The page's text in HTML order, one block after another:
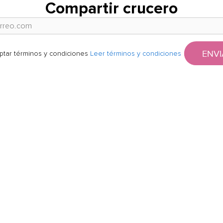
Compartir crucero
términos y condiciones Leer términos y condiciones